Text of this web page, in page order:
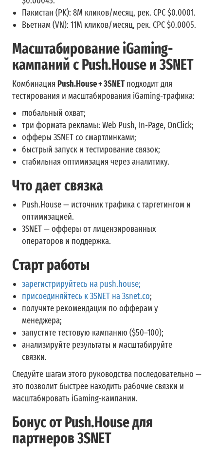
Пакистан (PK): 8M кликов/месяц, рек. CPC $0.0001.
Вьетнам (VN): 11M кликов/месяц, рек. CPC $0.0005.
Масштабирование iGaming-
кампаний с Push.House и 3SNET
Комбинация Push.House + 3SNET подходит для
тестирования и масштабирования iGaming-трафика:
глобальный охват;
три формата рекламы: Web Push, In-Page, OnClick;
офферы 3SNET со смартлинками;
быстрый запуск и тестирование связок;
стабильная оптимизация через аналитику.
Что дает связка
Push.House — источник трафика с таргетингом и
оптимизацией.
3SNET — офферы от лицензированных
операторов и поддержка.
Старт работы
зарегистрируйтесь на push.house;
присоединяйтесь к 3SNET на 3snet.co;
получите рекомендации по офферам у
менеджера;
запустите тестовую кампанию ($50–100);
анализируйте результаты и масштабируйте
связки.
Следуйте шагам этого руководства последовательно —
это позволит быстрее находить рабочие связки и
масштабировать iGaming-кампании.
Бонус от Push.House для
партнеров 3SNET